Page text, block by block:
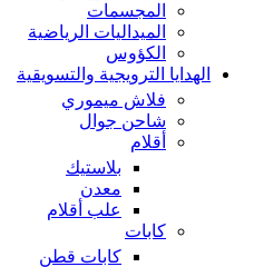
المجسمات
الميداليات الرياضية
الكؤوس
الهدايا الترويجية والتسويقية
فلاش ميموري
شاحن جوال
أقلام
بلاستيك
معدن
علب أقلام
كابات
كابات قطن